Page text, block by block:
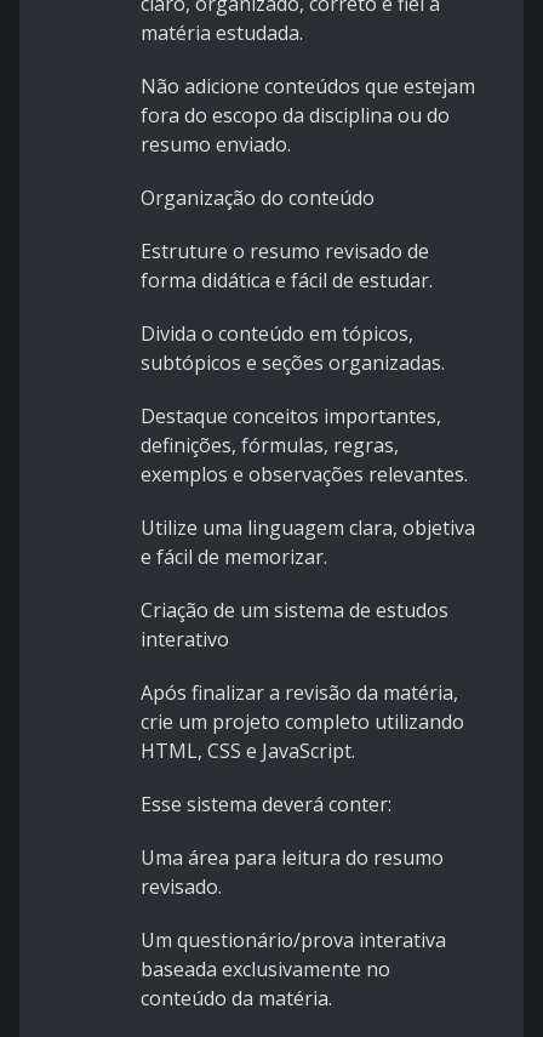
matéria estudada.
Não adicione conteúdos que estejam
fora do escopo da disciplina ou do
resumo enviado.
Organização do conteúdo
Estruture o resumo revisado de
forma didática e fácil de estudar.
Divida o conteúdo em tópicos,
subtópicos e seções organizadas.
Destaque conceitos importantes,
definições, fórmulas, regras,
exemplos e observações relevantes.
Utilize uma linguagem clara, objetiva
e fácil de memorizar.
Criação de um sistema de estudos
interativo
Após finalizar a revisão da matéria,
crie um projeto completo utilizando
HTML, CSS e JavaScript.
Esse sistema deverá conter:
Uma área para leitura do resumo
revisado.
Um questionário/prova interativa
baseada exclusivamente no
conteúdo da matéria.